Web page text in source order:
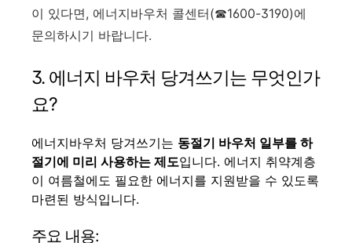
이 있다면, 에너지바우처 콜센터(☎1600-3190)에
문의하시기 바랍니다.
3. 에너지 바우처 당겨쓰기는 무엇인가
요?
에너지바우처 당겨쓰기는 동절기 바우처 일부를 하
절기에 미리 사용하는 제도입니다. 에너지 취약계층
이 여름철에도 필요한 에너지를 지원받을 수 있도록
마련된 방식입니다.
주요 내용: